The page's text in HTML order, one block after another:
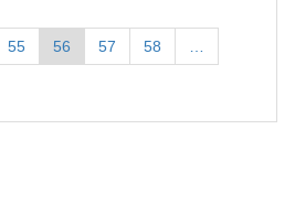
55 56 57 58